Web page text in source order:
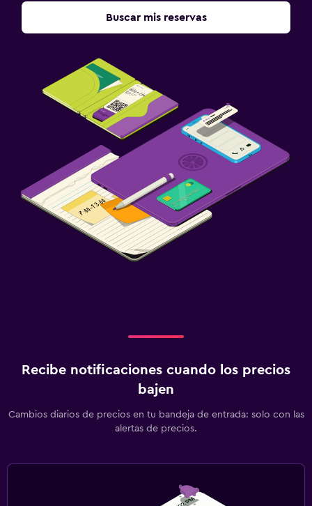
Buscar mis reservas
Recibe notificaciones cuando los precios
bajen
Cambios diarios de precios en tu bandeja de entrada: solo con las
alertas de precios.